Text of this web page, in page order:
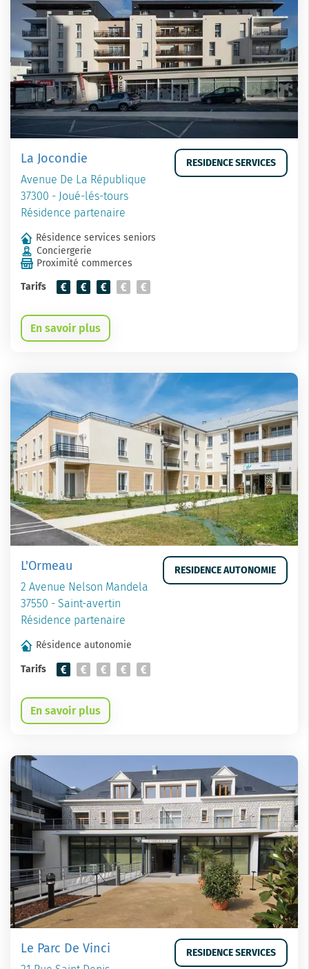
La Jocondie
Avenue De La République
37300 - Joué-lés-tours
Résidence partenaire
RESIDENCE SERVICES
Résidence services seniors
Conciergerie
Proximité commerces
Tarifs
En savoir plus
L'Ormeau
2 Avenue Nelson Mandela
37550 - Saint-avertin
Résidence partenaire
RESIDENCE AUTONOMIE
Résidence autonomie
Tarifs
En savoir plus
Le Parc De Vinci RESIDENCE SERVICES